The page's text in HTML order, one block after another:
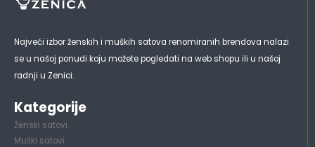
Najveći izbor ženskih i muških satova renomiranih brendova nalazi
se u našoj ponudi koju možete pogledati na web shopu ili u našoj
radnji u Zenici.
Kategorije
Ženski satovi
Muški satovi